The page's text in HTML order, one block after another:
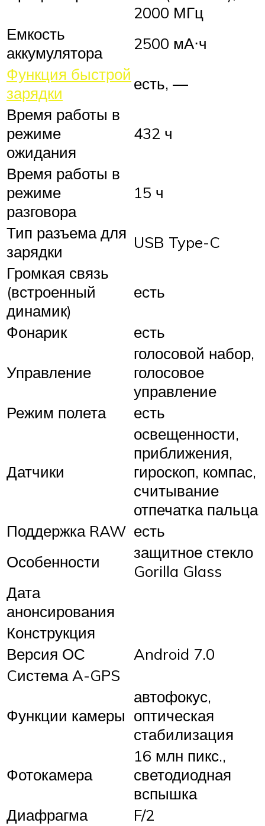
2000 МГц
Емкость
аккумулятора
2500 мА⋅ч
Функция быстрой
зарядки
есть, —
Время работы в
режиме
ожидания
432 ч
Время работы в
режиме
разговора
15 ч
Тип разъема для
зарядки
USB Type-C
Громкая связь
(встроенный
динамик)
есть
Фонарик есть
Управление
голосовой набор,
голосовое
управление
Режим полета
есть
Датчики
освещенности,
приближения,
гироскоп, компас,
считывание
отпечатка пальца
Поддержка RAW есть
Особенности
защитное стекло
Gorilla Glass
Дата
анонсирования
Конструкция
Версия ОС
Android 7.0
Cистема A-GPS
Функции камеры
автофокус,
оптическая
стабилизация
Фотокамера
16 млн пикс.,
светодиодная
вспышка
Диафрагма
F/2